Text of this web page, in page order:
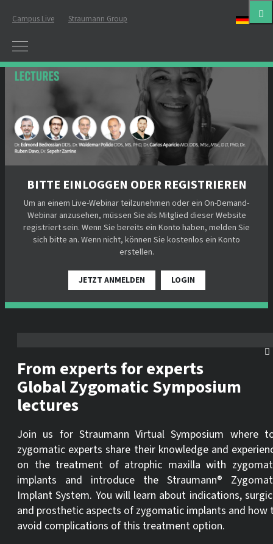
Campus Live Straumann Group
BITTE EINLOGGEN ODER REGISTRIEREN
Um an einem Live-Webinar teilzunehmen oder ein On-Demand-
Webinar anzusehen, müssen Sie als Mitglied dieser Website
registriert sein. Wenn Sie bereits ein Konto haben, melden Sie
sich bitte an. Wenn nicht, können Sie kostenlos ein Konto
erstellen.
JETZT ANMELDEN LOGIN
From experts for experts
Global Zygomatic Symposium
lectures
Join us for Straumann Virtual Symposium where
zygomatic experts share their knowledge and
on the treatment of atrophic maxilla with
implants and introduce the Straumann®
Implant System. You will learn about indications,
and prosthetic aspects of zygomatic implants and how
avoid complications of this treatment option.